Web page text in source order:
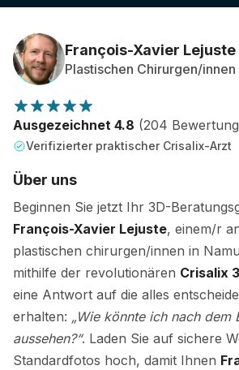
Bewertungen von Patienten
François-Xavier Lejuste
Plastischen Chirurgen/innen
Ausgezeichnet 4.8 (204
Verifizierter praktischer Crisalix-Arzt
Über uns
Beginnen Sie jetzt Ihr 3D-
François-Xavier Lejuste, einem/r
plastischen chirurgen/innen in
mithilfe der revolutionären Crisalix
eine Antwort auf die alles
erhalten: „Wie könnte ich nach dem
aussehen?“. Laden Sie auf sichere
Standardfotos hoch, damit Ihnen